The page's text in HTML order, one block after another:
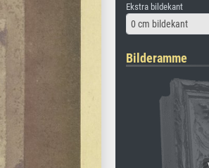
Ekstra bildekant
0 cm bildekant
Bilderamme